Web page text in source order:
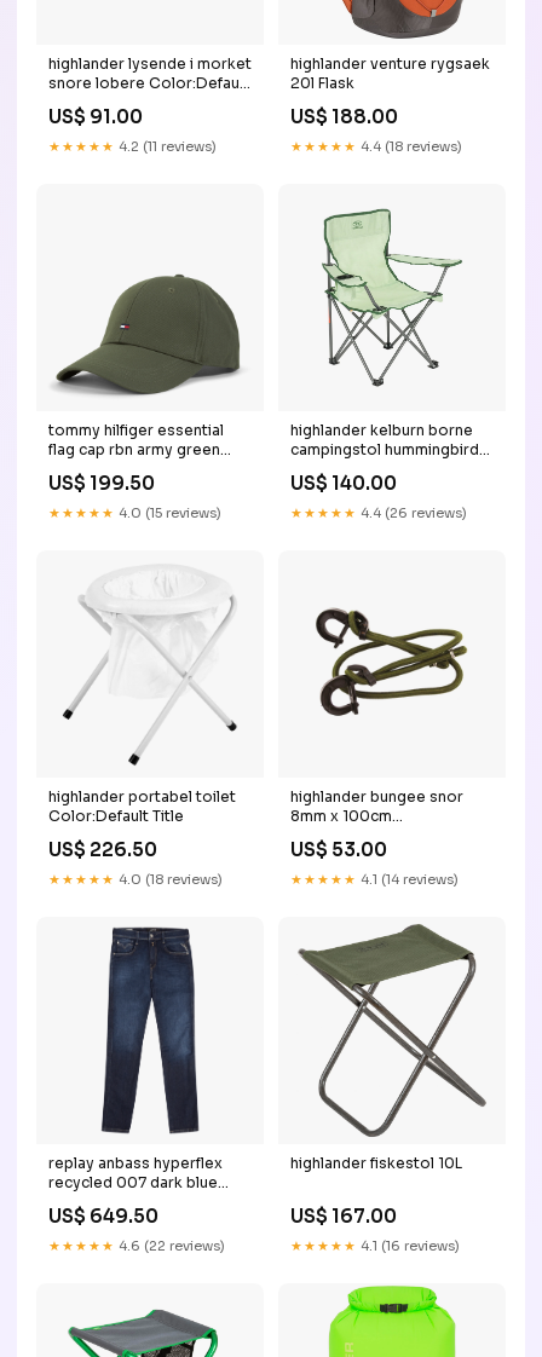
highlander lysende i morket
snore lobere Color:Default
Title
US$ 91.00
★★★★★ 4.2 (11 reviews)
highlander venture rygsaek
20l Flask
US$ 188.00
★★★★★ 4.4 (18 reviews)
tommy hilfiger essential
flag cap rbn army green
material-40% polyester
US$ 199.50
★★★★★ 4.0 (15 reviews)
highlander kelburn borne
campingstol hummingbird
AW23
US$ 140.00
★★★★★ 4.4 (26 reviews)
highlander portabel toilet
Color:Default Title
US$ 226.50
★★★★★ 4.0 (18 reviews)
highlander bungee snor
8mm x 100cm
Color:Default Title
US$ 53.00
★★★★★ 4.1 (14 reviews)
replay anbass hyperflex
recycled 007 dark blue
60831-94
US$ 649.50
★★★★★ 4.6 (22 reviews)
highlander fiskestol 10L
US$ 167.00
★★★★★ 4.1 (16 reviews)